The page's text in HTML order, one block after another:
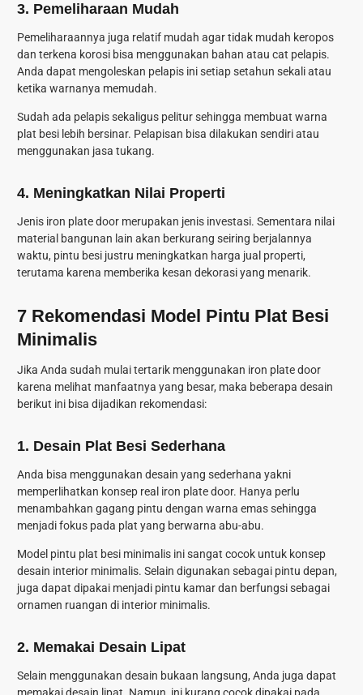
3. Pemeliharaan Mudah
Pemeliharaannya juga relatif mudah agar tidak mudah keropos
dan terkena korosi bisa menggunakan bahan atau cat pelapis.
Anda dapat mengoleskan pelapis ini setiap setahun sekali atau
ketika warnanya memudah.
Sudah ada pelapis sekaligus pelitur sehingga membuat warna
plat besi lebih bersinar. Pelapisan bisa dilakukan sendiri atau
menggunakan jasa tukang.
4. Meningkatkan Nilai Properti
Jenis iron plate door merupakan jenis investasi. Sementara nilai
material bangunan lain akan berkurang seiring berjalannya
waktu, pintu besi justru meningkatkan harga jual properti,
terutama karena memberika kesan dekorasi yang menarik.
7 Rekomendasi Model Pintu Plat Besi
Minimalis
Jika Anda sudah mulai tertarik menggunakan iron plate door
karena melihat manfaatnya yang besar, maka beberapa desain
berikut ini bisa dijadikan rekomendasi:
1. Desain Plat Besi Sederhana
Anda bisa menggunakan desain yang sederhana yakni
memperlihatkan konsep real iron plate door. Hanya perlu
menambahkan gagang pintu dengan warna emas sehingga
menjadi fokus pada plat yang berwarna abu-abu.
Model pintu plat besi minimalis ini sangat cocok untuk konsep
desain interior minimalis. Selain digunakan sebagai pintu depan,
juga dapat dipakai menjadi pintu kamar dan berfungsi sebagai
ornamen ruangan di interior minimalis.
2. Memakai Desain Lipat
Selain menggunakan desain bukaan langsung, Anda juga dapat